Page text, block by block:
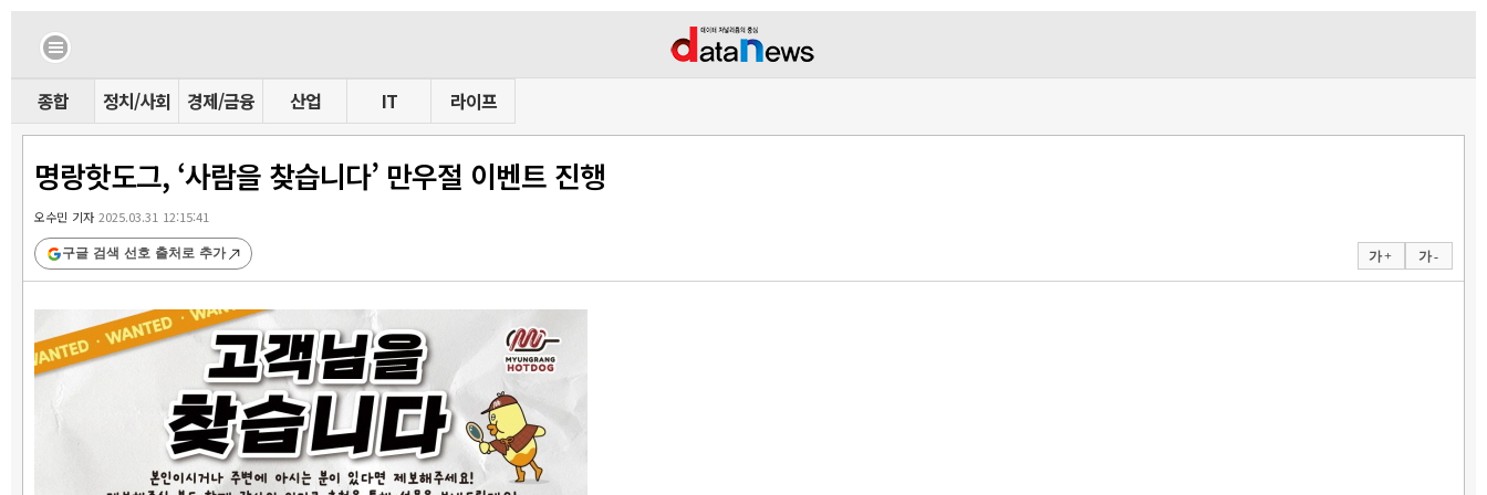
종합 정치/사회 경제/금융 산업 IT 라이프
명랑핫도그, ‘사람을 찾습니다’ 만우절 이벤트 진행
오수민 기자2025.03.31 12:15:41
가 + 가 -
구글 검색 선호 출처로 추가